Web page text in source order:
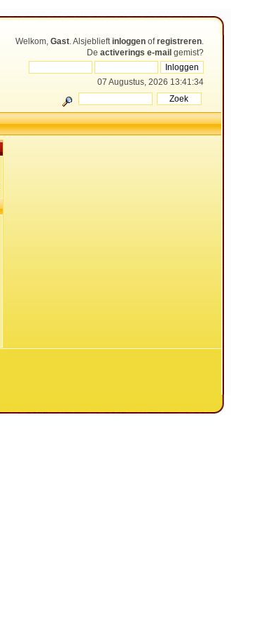
Welkom, Gast. Alsjeblieftinloggenofregistreren.
De activerings e-mail gemist?
07 Augustus, 2026 13:41:34